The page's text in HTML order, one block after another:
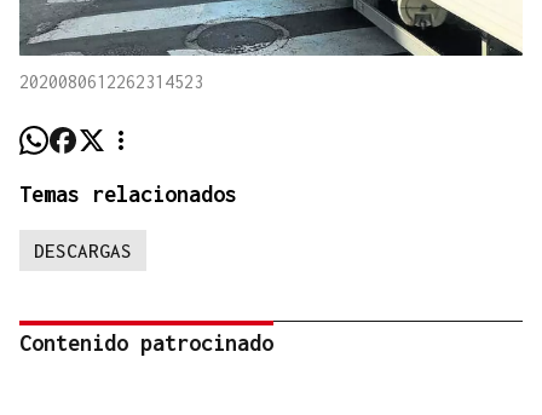
2020080612262314523
Temas relacionados
DESCARGAS
Contenido patrocinado